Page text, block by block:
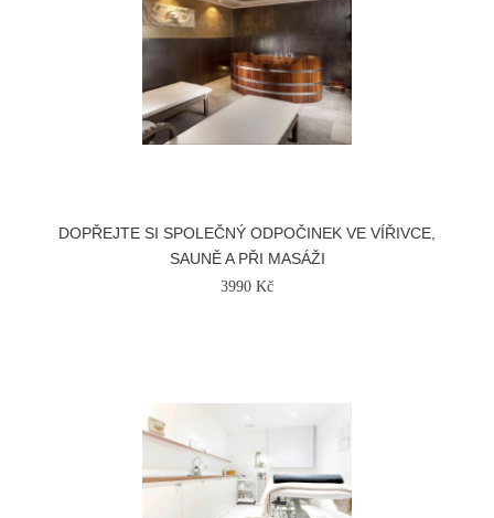
DOPŘEJTE SI SPOLEČNÝ ODPOČINEK VE VÍŘIVCE,
SAUNĚ A PŘI MASÁŽI
3990 Kč